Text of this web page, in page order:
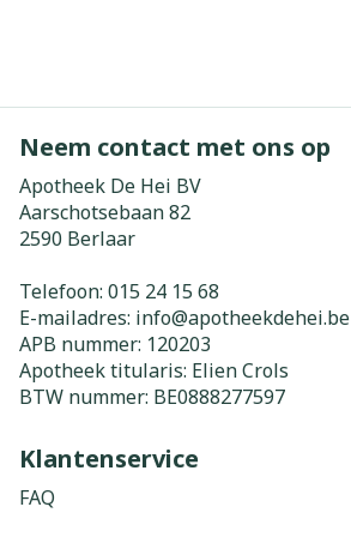
Neem contact met ons op
Apotheek De Hei BV
Aarschotsebaan 82
2590 Berlaar
Telefoon: 015 24 15 68
E-mailadres: info@apotheekdehei.be
APB nummer: 120203
Apotheek titularis: Elien Crols
BTW nummer: BE0888277597
Klantenservice
FAQ